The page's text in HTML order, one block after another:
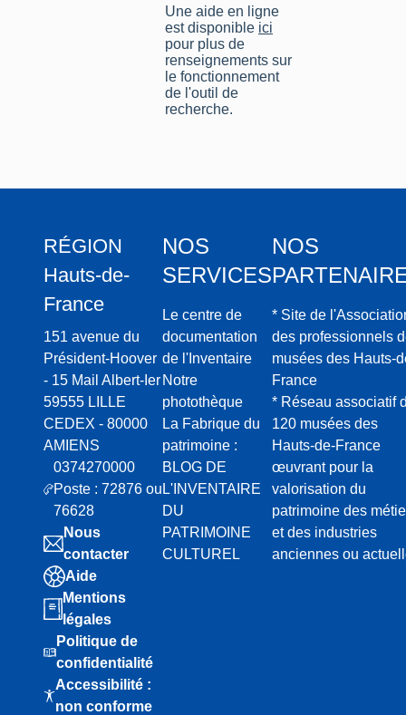
Une aide en ligne
est disponible ici
pour plus de
renseignements sur
le fonctionnement
de l'outil de
recherche.
RÉGION
Hauts-de-
France
151 avenue du
Président-Hoover
- 15 Mail Albert-Ier
59555 LILLE
CEDEX - 80000
AMIENS
0374270000
Poste : 72876 ou
76628
Nous
contacter
Aide
Mentions
légales
Politique de
confidentialité
Accessibilité :
non conforme
NOS
SERVICES
Le centre de
documentation
de l'Inventaire
Notre
photothèque
La Fabrique du
patrimoine :
BLOG DE
L'INVENTAIRE
DU
PATRIMOINE
CULTUREL
NOS
* Site de
des professionnels
musées des Hauts-
France
* Réseau associatif
120 musées des
Hauts-de-France
œuvrant pour la
valorisation du
patrimoine des
et des industries
anciennes ou